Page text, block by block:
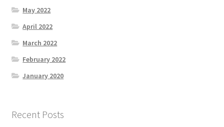
May 2022
April 2022
March 2022
February 2022
January 2020
Recent Posts